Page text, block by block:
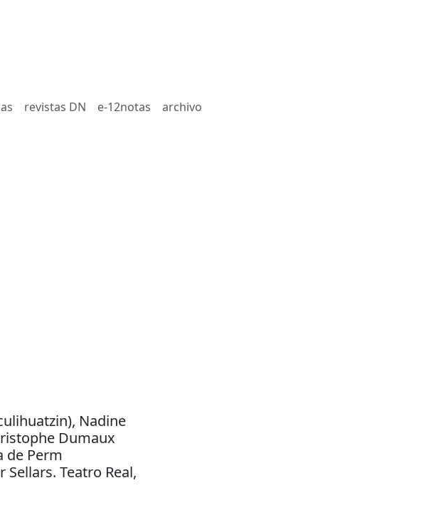
revistas DN e-12notas archivo
Nadine
Dumaux
de Perm
Teatro Real,